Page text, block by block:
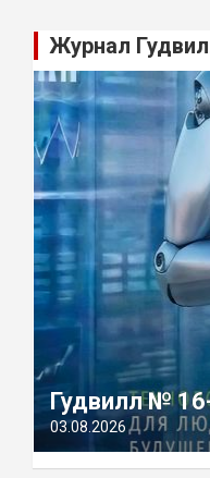
Журнал
Гудвилл №
03.08.2026